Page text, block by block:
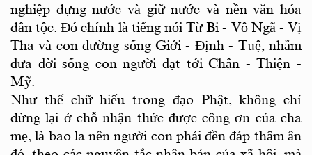
nghiệp dựng nước và giữ nước và nền văn hóa
dân tộc. Đó chính là tiếng nói Từ Bi - Vô Ngã - Vị
Tha và con đường sống Giới - Định - Tuệ, nhằm
đưa đời sống con người đạt tới Chân - Thiện -
Mỹ.
Như thế chữ hiếu trong đạo Phật, không chỉ
dừng lại ở chỗ nhận thức được công ơn của cha
mẹ, là bao la nên người con phải đền đáp thâm ân